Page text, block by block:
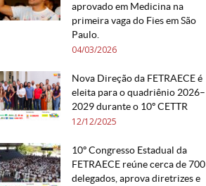
aprovado em Medicina na
primeira vaga do Fies em São
Paulo.
04/03/2026
Nova Direção da FETRAECE é
eleita para o quadriênio 2026–
2029 durante o 10º CETTR
12/12/2025
10º Congresso Estadual da
FETRAECE reúne cerca de 700
delegados, aprova diretrizes e